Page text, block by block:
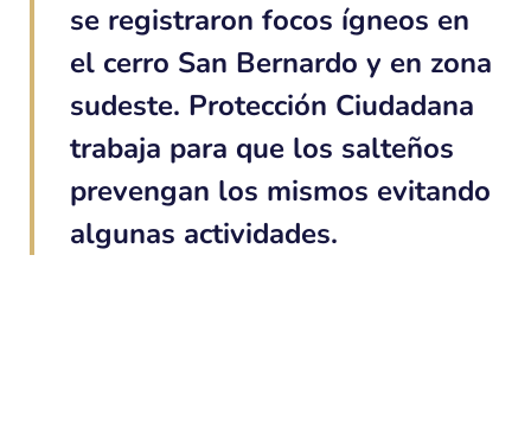
se registraron focos ígneos en
el cerro San Bernardo y en zona
sudeste. Protección Ciudadana
trabaja para que los salteños
prevengan los mismos evitando
algunas actividades.